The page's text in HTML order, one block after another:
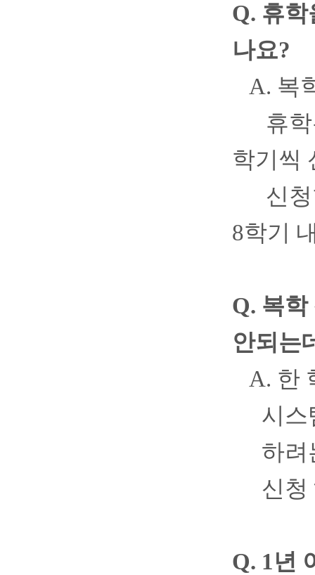
Q. 휴학
나요?
A. 복
휴
학기씩
신
8학기
Q. 복학
안되는
A. 한
시스
하려
신청
Q. 1년